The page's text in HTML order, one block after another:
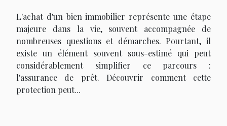
L'achat d'un bien immobilier représente une étape
majeure dans la vie, souvent accompagnée de
nombreuses questions et démarches. Pourtant, il
existe un élément souvent sous-estimé qui peut
considérablement simplifier ce parcours :
l'assurance de prêt. Découvrir comment cette
protection peut...